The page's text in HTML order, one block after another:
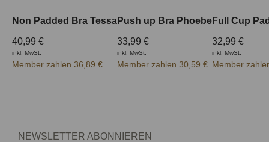
Non Padded Bra Tessa
40,99 €
inkl. MwSt.
Member zahlen 36,89 €
Push up Bra Phoebe
33,99 €
inkl. MwSt.
Member zahlen 30,59 €
32,99 €
inkl. MwSt.
Member
NEWSLETTER ABONNIEREN